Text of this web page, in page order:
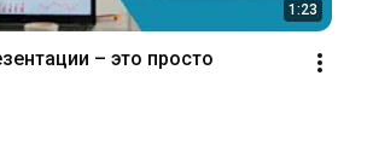
1:23
– это просто